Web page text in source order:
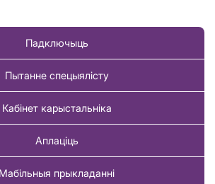
Падключыць
Пытанне спецыялісту
Кабінет карыстальніка
Аплаціць
Мабільныя прыкладанні